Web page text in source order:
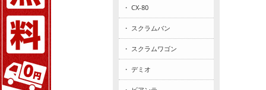
・ CX-80
・ スクラムバン
・ スクラムワゴン
・ デミオ